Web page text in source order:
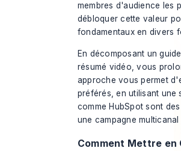
membres d'audience les
débloquer cette valeur
fondamentaux en divers
En décomposant un
résumé vidéo, vous
approche vous permet
préférés, en utilisant une
comme HubSpot sont
une campagne
Comment Mettre